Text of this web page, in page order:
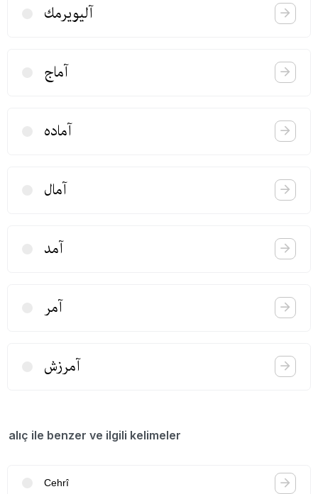
آلیویرمك
آماج
آماده
آمال
آمد
آمر
آمرزش
alıç ile benzer ve ilgili kelimeler
Cehrî